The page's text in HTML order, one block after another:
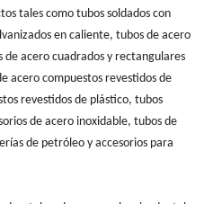
tales como tubos soldados con
en caliente, tubos de acero
acero cuadrados y rectangulares
acero compuestos revestidos de
revestidos de plástico, tubos
de acero inoxidable, tubos de
de petróleo y accesorios para